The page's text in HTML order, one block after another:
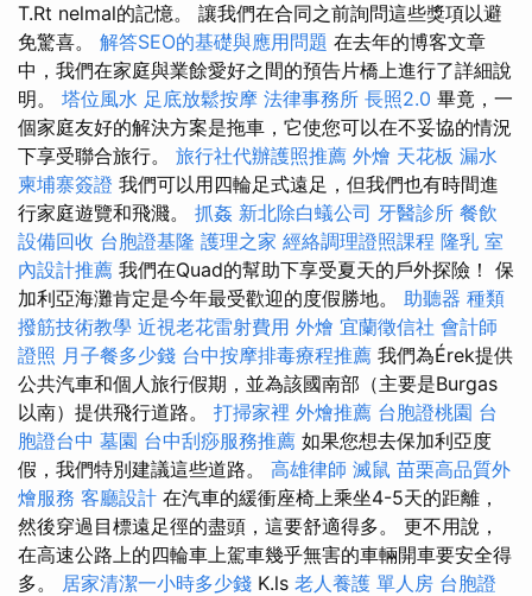
T.Rt nelmal的記憶。 讓我們在合同之前詢問這些獎項以避
免驚喜。 解答SEO的基礎與應用問題 在去年的博客文章
中，我們在家庭與業餘愛好之間的預告片橋上進行了詳細說
明。 塔位風水 足底放鬆按摩 法律事務所 長照2.0 畢竟，一
個家庭友好的解決方案是拖車，它使您可以在不妥協的情況
下享受聯合旅行。 旅行社代辦護照推薦 外燴 天花板 漏水
柬埔寨簽證 我們可以用四輪足式遠足，但我們也有時間進
行家庭遊覽和飛濺。 抓姦 新北除白蟻公司 牙醫診所 餐飲
設備回收 台胞證基隆 護理之家 經絡調理證照課程 隆乳 室
內設計推薦 我們在Quad的幫助下享受夏天的戶外探險！ 保
加利亞海灘肯定是今年最受歡迎的度假勝地。 助聽器 種類
撥筋技術教學 近視老花雷射費用 外燴 宜蘭徵信社 會計師
證照 月子餐多少錢 台中按摩排毒療程推薦 我們為Érek提供
公共汽車和個人旅行假期，並為該國南部（主要是Burgas
以南）提供飛行道路。 打掃家裡 外燴推薦 台胞證桃園 台
胞證台中 墓園 台中刮痧服務推薦 如果您想去保加利亞度
假，我們特別建議這些道路。 高雄律師 滅鼠 苗栗高品質外
燴服務 客廳設計 在汽車的緩衝座椅上乘坐4-5天的距離，
然後穿過目標遠足徑的盡頭，這要舒適得多。 更不用說，
在高速公路上的四輪車上駕車幾乎無害的車輛開車要安全得
多。 居家清潔一小時多少錢 K.ls 老人養護 單人房 台胞證